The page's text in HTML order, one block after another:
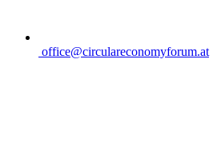
office@circulareconomyforum.at